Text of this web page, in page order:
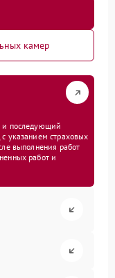
камер
и последующий
указанием страховых
выполнения работ
работ и